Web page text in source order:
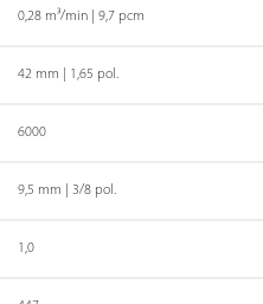
0,28 m³/min | 9,7 pcm
42 mm | 1,65 pol.
6000
9,5 mm | 3/8 pol.
1,0